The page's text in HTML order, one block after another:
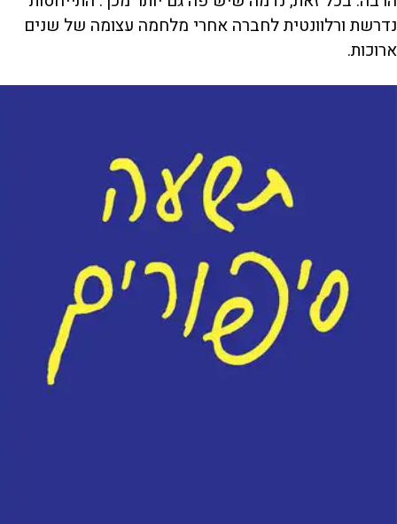
נדרשת ורלוונטית לחברה אחרי מלחמה עצומה של שנים
ארוכות.